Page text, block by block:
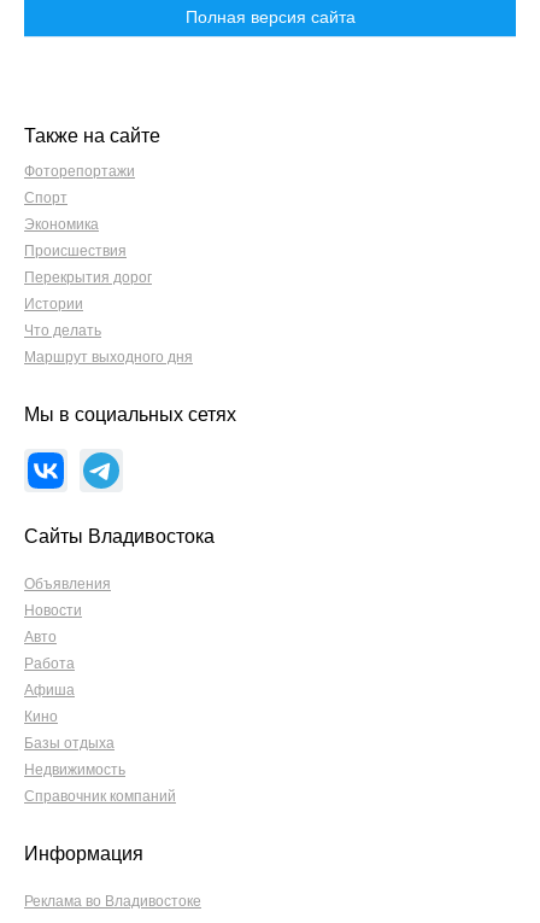
Полная версия сайта
Также на сайте
Фоторепортажи
Спорт
Экономика
Происшествия
Перекрытия дорог
Истории
Что делать
Маршрут выходного дня
Мы в социальных сетях
Сайты Владивостока
Объявления
Новости
Авто
Работа
Афиша
Кино
Базы отдыха
Недвижимость
Справочник компаний
Информация
Реклама во Владивостоке